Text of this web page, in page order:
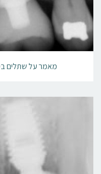
מאמר על שתלים